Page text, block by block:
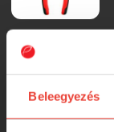
Beleegyezés